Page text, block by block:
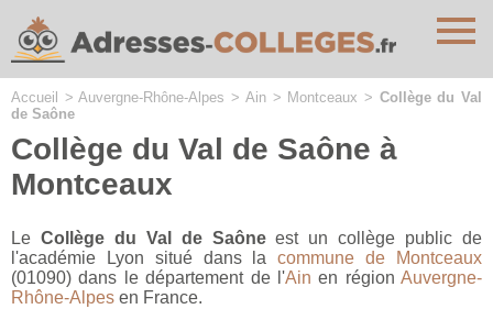
Accueil >Auvergne-Rhône-Alpes > Ain> Montceaux > Collège du Val
de Saône
Collège du Val de Saône à
Montceaux
Le Collège du Val de Saôneest un collège public de
l'académie Lyon situé dans lacommune de Montceaux
(01090) dans le département de l'Ain en région Auvergne-
Rhône-Alpes en France.